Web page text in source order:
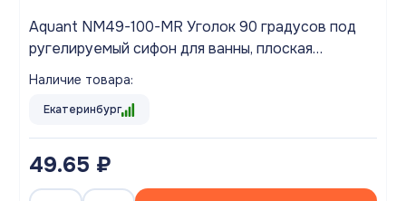
Aquant NM49-100-MR Уголок 90 градусов под
ругелируемый сифон для ванны, плоская
прокладка
Наличие товара:
Екатеринбург
49.65 ₽